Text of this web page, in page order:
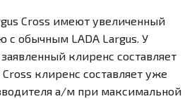
Cross имеют увеличенный
с обычным LADA Largus. У
клиренс составляет
клиренс составляет уже
а/м при максимальной